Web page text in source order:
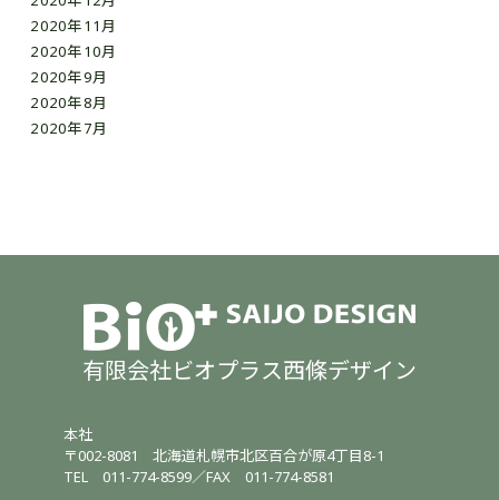
2020年11月
2020年10月
2020年9月
2020年8月
2020年7月
有限会社ビオプラス西條デザイン
本社
〒002-8081北海道札幌市北区百合が原4丁目8-1
TEL011-774-8599／FAX 011-774-8581